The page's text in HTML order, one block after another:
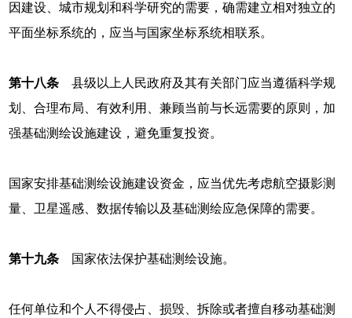
因建设、城市规划和科学研究的需要，确需建立相对独立的
平面坐标系统的，应当与国家坐标系统相联系。
第十八条 县级以上人民政府及其有关部门应当遵循科学规
划、合理布局、有效利用、兼顾当前与长远需要的原则，加
强基础测绘设施建设，避免重复投资。
国家安排基础测绘设施建设资金，应当优先考虑航空摄影测
量、卫星遥感、数据传输以及基础测绘应急保障的需要。
第十九条 国家依法保护基础测绘设施。
任何单位和个人不得侵占、损毁、拆除或者擅自移动基础测